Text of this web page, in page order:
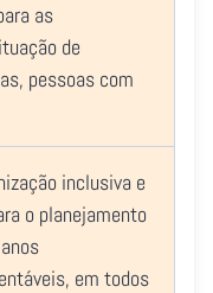
as
de
pessoas com
inclusiva e
o planejamento
em todos